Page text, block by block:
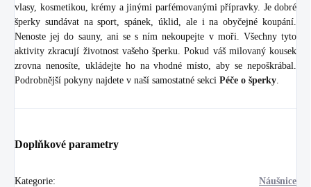
vlasy, kosmetikou, krémy a jinými parfémovanými přípravky. Je dobré
šperky sundávat na sport, spánek, úklid, ale i na obyčejné koupání.
Nenoste jej do sauny, ani se s ním nekoupejte v moři. Všechny tyto
aktivity zkracují životnost vašeho šperku. Pokud váš milovaný kousek
zrovna nenosíte, ukládejte ho na vhodné místo, aby se nepoškrábal.
Podrobnější pokyny najdete v naší samostatné sekci Péče o šperky
Doplňkové parametry
Kategorie: Náušnice